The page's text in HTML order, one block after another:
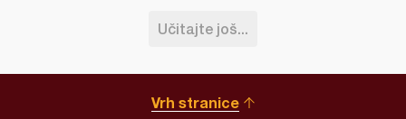
Učitajte još...
Vrh stranice